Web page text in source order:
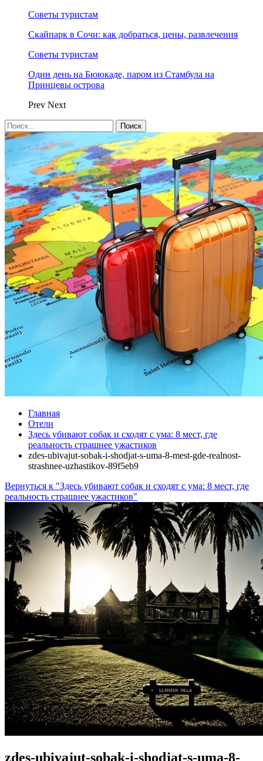
Советы туристам
Скайпарк в Сочи: как добраться, цены, развлечения
Советы туристам
Один день на Бююкаде, паром из Стамбула на
Принцевы острова
Prev Next
Главная
Отели
Здесь убивают собак и сходят с ума: 8 мест, где
реальность страшнее ужастиков
zdes-ubivajut-sobak-i-shodjat-s-uma-8-mest-gde-realnost-
strashnee-uzhastikov-89f5eb9
Вернуться к "Здесь убивают собак и сходят с ума: 8 мест, где
реальность страшнее ужастиков"
zdes-ubivajut-sobak-i-shodjat-s-uma-8-